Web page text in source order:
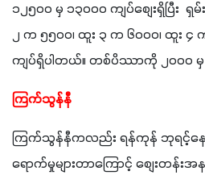
၁၂၅၀၀ မှ ၁၃၀၀၀ ကျပ်စျေးရှိပြီး
၂ က ၅၅၀၀၊ ထူး ၃ က ၆၀၀၀၊ ထူး ၄
ကျပ်ရှိပါတယ်။ တစ်ပိဿာကို ၂၀၀၀ မှ
ကြက်သွန်နီ
ကြက်သွန်နီကလည်း ရန်ကုန် ဘုရင့်နေ
ရောက်မှုများတာကြောင့် စျေးတန်း